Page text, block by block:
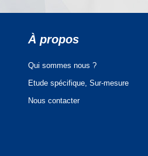
À propos
Qui sommes nous ?
Etude spécifique, Sur-mesure
Nous contacter